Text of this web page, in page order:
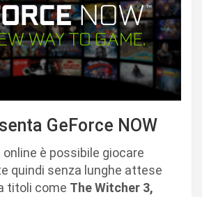
GeForce NOW
è possibile giocare
quindi senza lunghe attese
titoli come The Witcher 3,